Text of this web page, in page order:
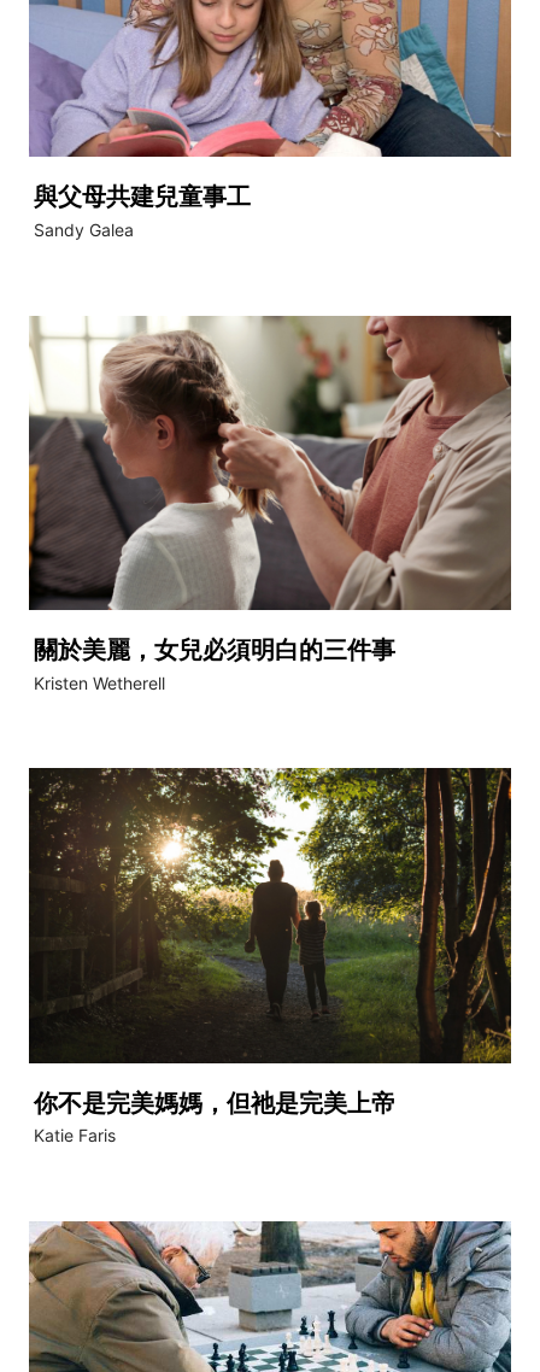
與父母共建兒童事工
Sandy Galea
關於美麗，女兒必須明白的三件事
Kristen Wetherell
你不是完美媽媽，但祂是完美上帝
Katie Faris